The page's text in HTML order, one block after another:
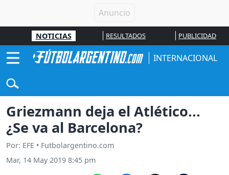
NOTICIAS RESULTADOS PUBLICIDAD
INTERNACIONAL
Griezmann deja el Atlético...
¿Se va al Barcelona?
Por: EFE • Futbolargentino.com
Mar, 14 May 2019 8:45 pm